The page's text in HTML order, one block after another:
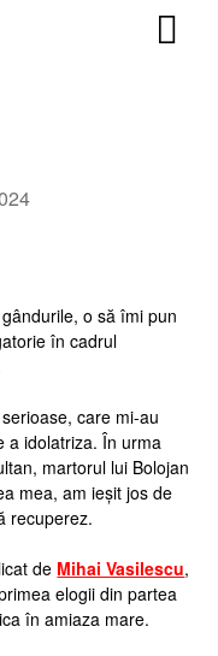
o să îmi pun
în cadrul
care mi-au
a idolatriza. În urma
martorul lui Bolojan
mea, am ieșit jos de
recuperez.
de Mihai Vasilescu,
elogii din partea
în amiaza mare.